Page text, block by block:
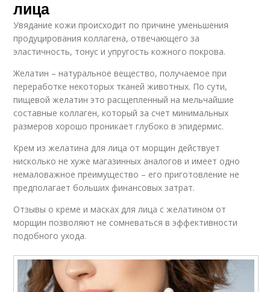
лица
Увядание кожи происходит по причине уменьшения
продуцирования коллагена, отвечающего за
эластичность, тонус и упругость кожного покрова.
Желатин – натуральное вещество, получаемое при
переработке некоторых тканей животных. По сути,
пищевой желатин это расщепленный на мельчайшие
составные коллаген, который за счет минимальных
размеров хорошо проникает глубоко в эпидермис.
Крем из желатина для лица от морщин действует
нисколько не хуже магазинных аналогов и имеет одно
немаловажное преимущество – его приготовление не
предполагает больших финансовых затрат.
Отзывы о креме и масках для лица с желатином от
морщин позволяют не сомневаться в эффективности
подобного ухода.